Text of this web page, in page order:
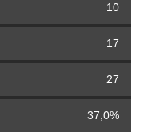
10
17
27
37,0%